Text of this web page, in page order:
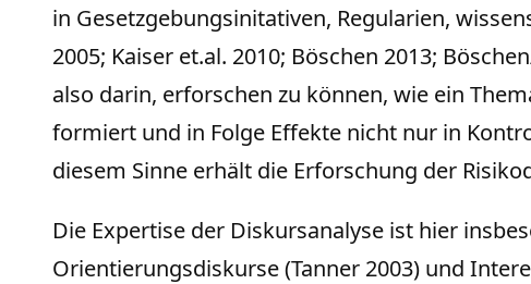
in Gesetzgebungsinitativen, Regularien,
2005; Kaiser et.al. 2010; Böschen 2013;
also darin, erforschen zu können, wie ein
formiert und in Folge Effekte nicht nur in
diesem Sinne erhält die Erforschung der
Die Expertise der Diskursanalyse ist hier
Orientierungsdiskurse (Tanner 2003) und